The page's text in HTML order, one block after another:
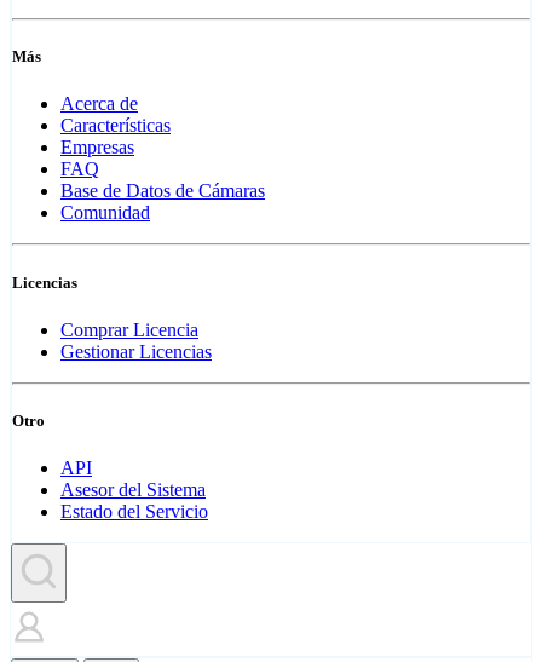
Más
Acerca de
Características
Empresas
FAQ
Base de Datos de Cámaras
Comunidad
Licencias
Comprar Licencia
Gestionar Licencias
Otro
API
Asesor del Sistema
Estado del Servicio